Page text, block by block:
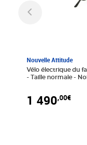
Nouvelle Attitude
Vélo électrique du
- Taille normale -
1 490,00€